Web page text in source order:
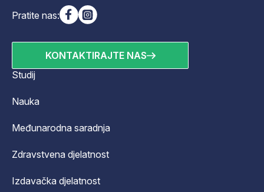
Pratite nas:
KONTAKTIRAJTE NAS
Studij
Nauka
Međunarodna saradnja
Zdravstvena djelatnost
Izdavačka djelatnost